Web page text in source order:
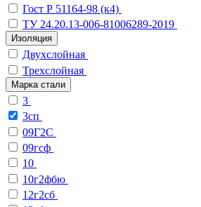
Гост Р 51164-98 (к4)
ТУ 24.20.13-006-81006289-2019
Изоляция
Двухслойная
Трехслойная
Марка стали
3
3сп
09Г2С
09гсф
10
10г2фбю
12г2сб